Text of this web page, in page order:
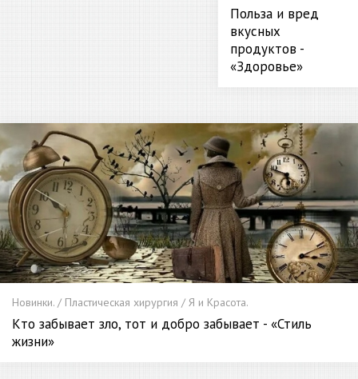
Польза и вред
вкусных
продуктов -
«Здоровье»
Новинки. / Пластическая хирургия / Я и Красота.
Кто забывает зло, тот и добро забывает - «Стиль
жизни»